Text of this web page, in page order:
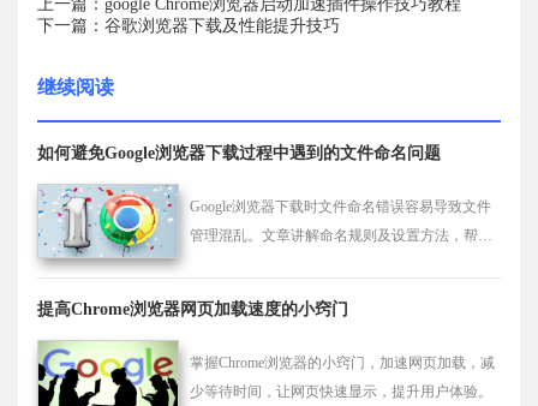
上一篇：google Chrome浏览器启动加速插件操作技巧教程
下一篇：谷歌浏览器下载及性能提升技巧
继续阅读
如何避免Google浏览器下载过程中遇到的文件命名问题
Google浏览器下载时文件命名错误容易导致文件
管理混乱。文章讲解命名规则及设置方法，帮助
提高Chrome浏览器网页加载速度的小窍门
掌握Chrome浏览器的小窍门，加速网页加载，减
少等待时间，让网页快速显示，提升用户体验。